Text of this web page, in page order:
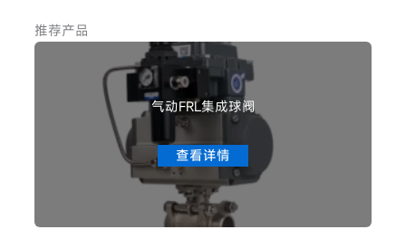
推荐产品
气动FRL集成球阀
查看详情